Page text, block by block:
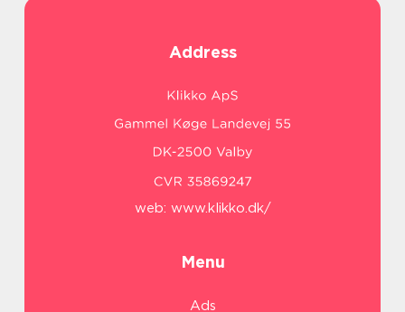
Address
web: www.klikko.dk/
Menu
Ads